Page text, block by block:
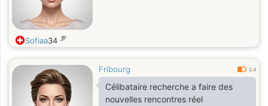
Sofiaa34 岁
Fribourg 0.4
Célibataire recherche a faire des
nouvelles rencontres réel